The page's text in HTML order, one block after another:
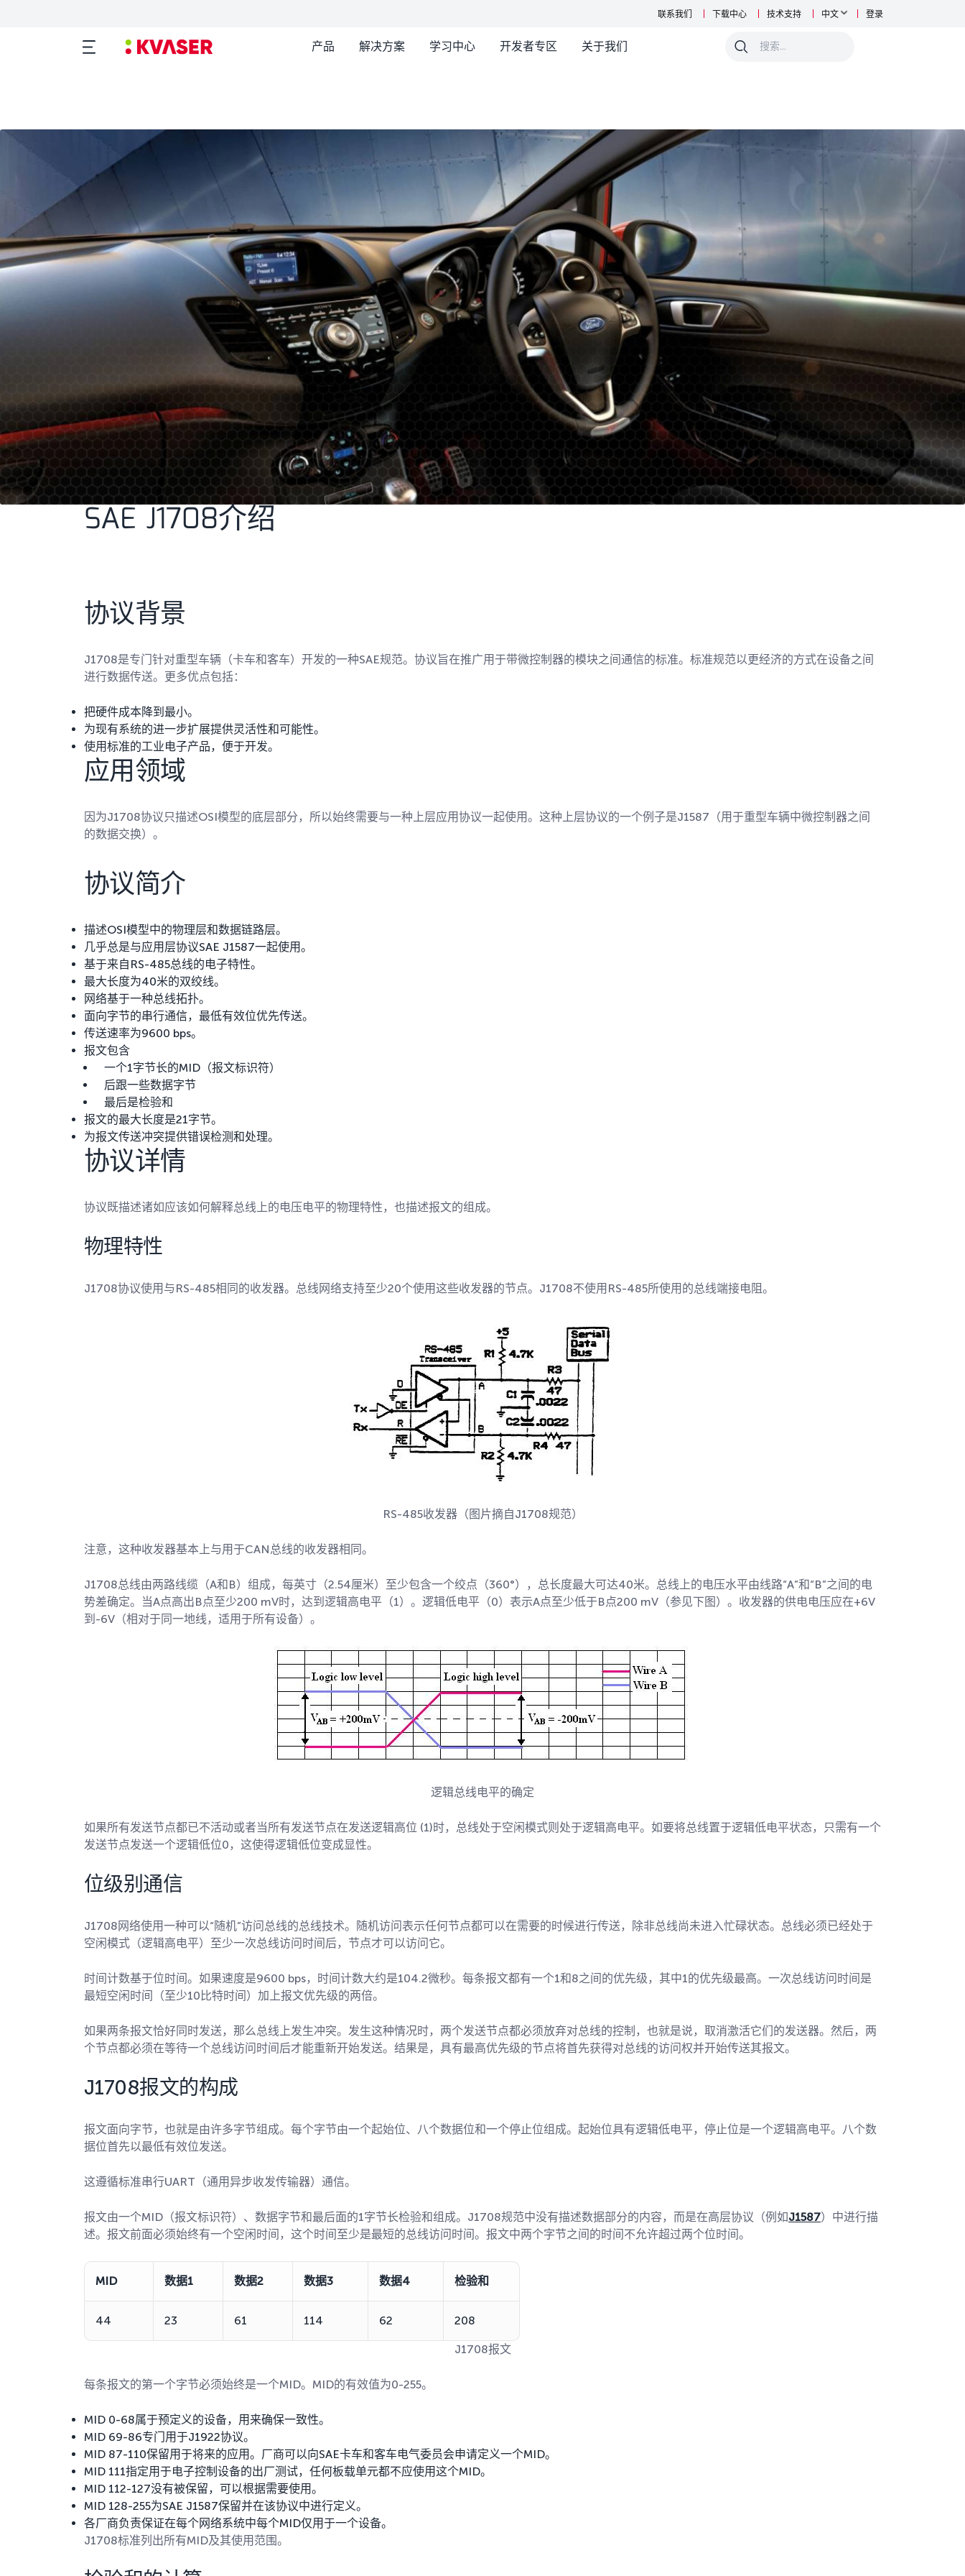
联系我们 下载中心 技术支持 中文 登录
产品 解决方案 学习中心 开发者专区 关于我们 0
SAE J1708介绍
协议背景
J1708是专门针对重型车辆（卡车和客车）开发的一种SAE规范。协议旨在推广用于带微控制器的模块之间通信的标准。标准规范以更经济的方式在设备之间
进行数据传送。更多优点包括：
把硬件成本降到最小。
为现有系统的进一步扩展提供灵活性和可能性。
使用标准的工业电子产品，便于开发。
应用领域
因为J1708协议只描述OSI模型的底层部分，所以始终需要与一种上层应用协议一起使用。这种上层协议的一个例子是J1587（用于重型车辆中微控制器之间
的数据交换）。
协议简介
描述OSI模型中的物理层和数据链路层。
几乎总是与应用层协议SAE J1587一起使用。
基于来自RS-485总线的电子特性。
最大长度为40米的双绞线。
网络基于一种总线拓扑。
面向字节的串行通信，最低有效位优先传送。
传送速率为9600 bps。
报文包含
一个1字节长的MID（报文标识符）
后跟一些数据字节
最后是检验和
报文的最大长度是21字节。
为报文传送冲突提供错误检测和处理。
协议详情
协议既描述诸如应该如何解释总线上的电压电平的物理特性，也描述报文的组成。
物理特性
J1708协议使用与RS-485相同的收发器。总线网络支持至少20个使用这些收发器的节点。J1708不使用RS-485所使用的总线端接电阻。
RS-485收发器（图片摘自J1708规范）
注意，这种收发器基本上与用于CAN总线的收发器相同。
J1708总线由两路线缆（A和B）组成，每英寸（2.54厘米）至少包含一个绞点（360°），总长度最大可达40米。总线上的电压水平由线路“A”和“B”之间的电
势差确定。当A点高出B点至少200 mV时，达到逻辑高电平（1）。逻辑低电平（0）表示A点至少低于B点200 mV（参见下图）。收发器的供电电压应在+6V
到-6V（相对于同一地线，适用于所有设备）。
逻辑总线电平的确定
如果所有发送节点都已不活动或者当所有发送节点在发送逻辑高位 (1)时，总线处于空闲模式则处于逻辑高电平。如要将总线置于逻辑低电平状态，只需有一个
发送节点发送一个逻辑低位0，这使得逻辑低位变成显性。
位级别通信
J1708网络使用一种可以“随机”访问总线的总线技术。随机访问表示任何节点都可以在需要的时候进行传送，除非总线尚未进入忙碌状态。总线必须已经处于
空闲模式（逻辑高电平）至少一次总线访问时间后，节点才可以访问它。
时间计数基于位时间。如果速度是9600 bps，时间计数大约是104.2微秒。每条报文都有一个1和8之间的优先级，其中1的优先级最高。一次总线访问时间是
最短空闲时间（至少10比特时间）加上报文优先级的两倍。
如果两条报文恰好同时发送，那么总线上发生冲突。发生这种情况时，两个发送节点都必须放弃对总线的控制，也就是说，取消激活它们的发送器。然后，两
个节点都必须在等待一个总线访问时间后才能重新开始发送。结果是，具有最高优先级的节点将首先获得对总线的访问权并开始传送其报文。
J1708报文的构成
报文面向字节，也就是由许多字节组成。每个字节由一个起始位、八个数据位和一个停止位组成。起始位具有逻辑低电平，停止位是一个逻辑高电平。八个数
据位首先以最低有效位发送。
这遵循标准串行UART（通用异步收发传输器）通信。
报文由一个MID（报文标识符）、数据字节和最后面的1字节长检验和组成。J1708规范中没有描述数据部分的内容，而是在高层协议（例如J1587）中进行描
述。报文前面必须始终有一个空闲时间，这个时间至少是最短的总线访问时间。报文中两个字节之间的时间不允许超过两个位时间。
MID 数据1 数据2 数据3 数据4 检验和
44 23 61 114 62 208
J1708报文
每条报文的第一个字节必须始终是一个MID。MID的有效值为0-255。
MID 0-68属于预定义的设备，用来确保一致性。
MID 69-86专门用于J1922协议。
MID 87-110保留用于将来的应用。厂商可以向SAE卡车和客车电气委员会申请定义一个MID。
MID 111指定用于电子控制设备的出厂测试，任何板载单元都不应使用这个MID。
MID 112-127没有被保留，可以根据需要使用。
MID 128-255为SAE J1587保留并在该协议中进行定义。
各厂商负责保证在每个网络系统中每个MID仅用于一个设备。
J1708标准列出所有MID及其使用范围。